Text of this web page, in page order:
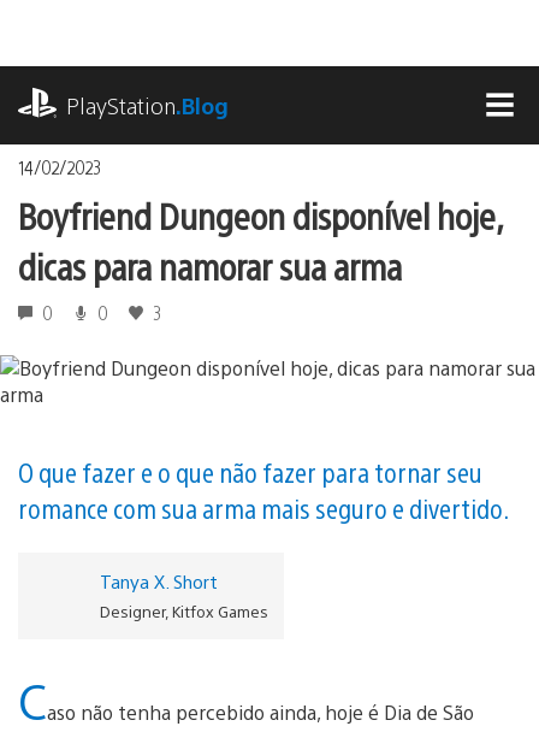
o
conteúdo
PlayStation.Blog
14/02/2023
Boyfriend Dungeon disponível hoje,
dicas para namorar sua arma
0 0 3
O que fazer e o que não fazer para tornar seu
romance com sua arma mais seguro e divertido.
Tanya X. Short
Designer, Kitfox Games
Caso não tenha percebido ainda, hoje é Dia de São